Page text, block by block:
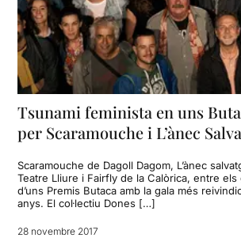
Tsunami feminista en uns
per Scaramouche i L’ànec
Scaramouche de Dagoll Dagom, L’ànec
Teatre Lliure i Fairfly de la Calòrica, entre els
d’uns Premis Butaca amb la gala més
anys. El col·lectiu Dones […]
28 novembre 2017